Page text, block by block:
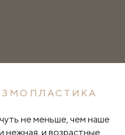
не меньше, чем наше
нежная, и возрастные